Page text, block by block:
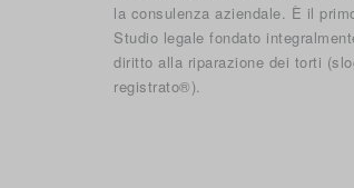
la consulenza aziendale. È il
Studio legale fondato
diritto alla riparazione dei torti
registrato®).